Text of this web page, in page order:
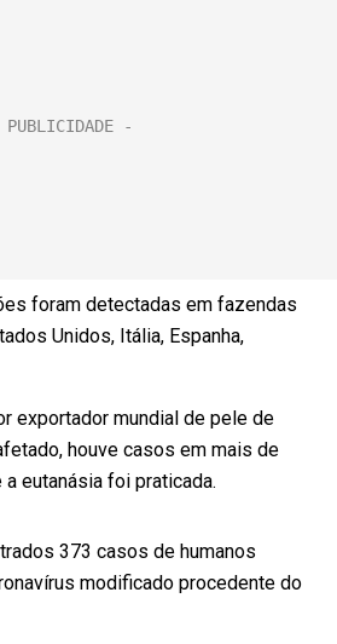
foram detectadas em fazendas
Unidos, Itália, Espanha,
exportador mundial de pele de
houve casos em mais de
eutanásia foi praticada.
373 casos de humanos
modificado procedente do